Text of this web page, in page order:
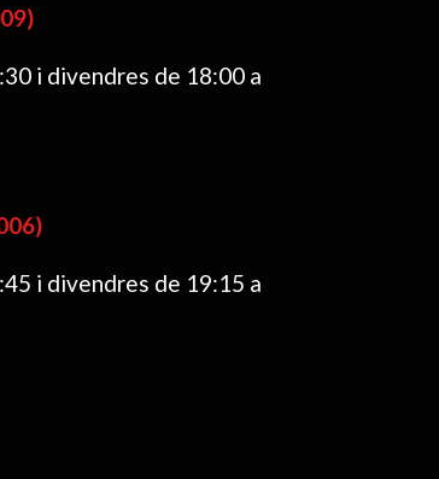
i divendres de 18:00 a
i divendres de 19:15 a